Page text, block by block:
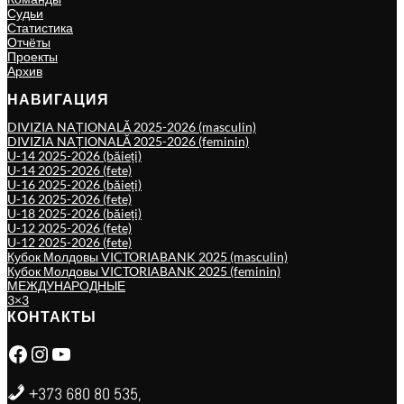
Судьи
Статистика
Отчёты
Проекты
Архив
НАВИГАЦИЯ
DIVIZIA NAȚIONALĂ 2025-2026 (masculin)
DIVIZIA NAȚIONALĂ 2025-2026 (feminin)
U-14 2025-2026 (băieți)
U-14 2025-2026 (fete)
U-16 2025-2026 (băieți)
U-16 2025-2026 (fete)
U-18 2025-2026 (băieți)
U-12 2025-2026 (fete)
U-12 2025-2026 (fete)
Кубок Молдовы VICTORIABANK 2025 (masculin)
Кубок Молдовы VICTORIABANK 2025 (feminin)
МЕЖДУНАРОДНЫЕ
3×3
КОНТАКТЫ
Facebook Instagram YouTube
+373 680 80 535,